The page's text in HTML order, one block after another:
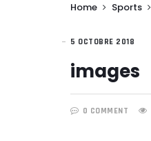
Home Sports
5 OCTOBRE 2018
images
0 COMMENT